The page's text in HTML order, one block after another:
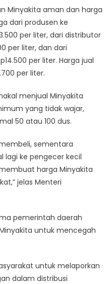
Minyakita aman dan harga
dari produsen ke
per liter, dari distributor
per liter, dan dari
per liter. Harga jual
per liter.
menjual Minyakita
yang tidak wajar,
50 atau 100 dus.
sementara
lagi ke pengecer kecil
harga Minyakita
jelas Menteri
pemerintah daerah
untuk mencegah
untuk melaporkan
dalam distribusi